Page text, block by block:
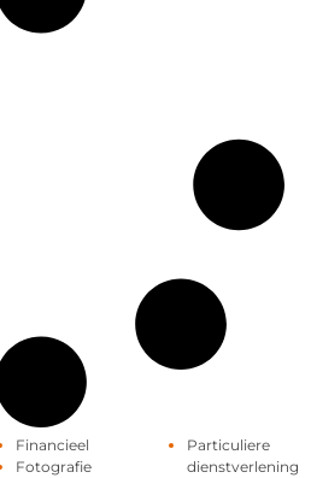
Financieel
Fotografie
Particuliere
dienstverlening